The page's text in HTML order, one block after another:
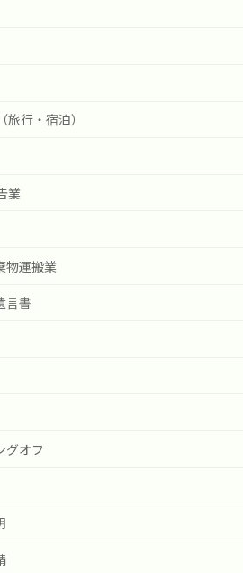
行・宿泊）
業
運搬業
言書
オフ